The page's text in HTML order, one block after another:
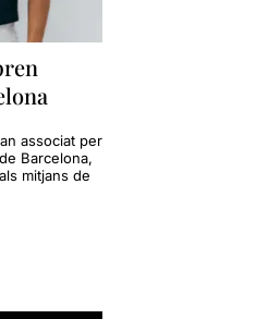
associat per
Barcelona,
mitjans de